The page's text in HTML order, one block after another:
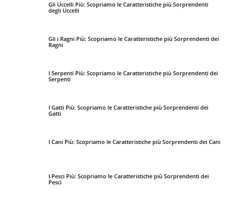
Gli Uccelli Più: Scopriamo le Caratteristiche più Sorprendenti
degli Uccelli
Gli i Ragni Più: Scopriamo le Caratteristiche più Sorprendenti dei
Ragni
I Serpenti Più: Scopriamo le Caratteristiche più Sorprendenti dei
Serpenti
I Gatti Più: Scopriamo le Caratteristiche più Sorprendenti dei
Gatti
I Cani Più: Scopriamo le Caratteristiche più Sorprendenti dei Cani
I Pesci Più: Scopriamo le Caratteristiche più Sorprendenti dei
Pesci